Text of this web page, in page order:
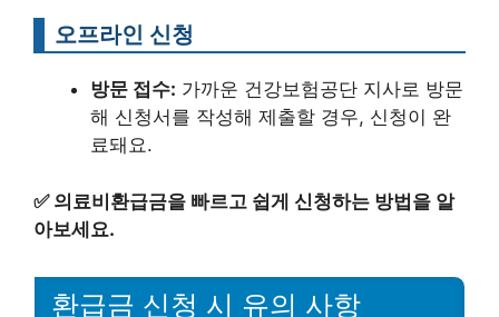
오프라인 신청
방문 접수: 가까운 건강보험공단 지사로 방문
해 신청서를 작성해 제출할 경우, 신청이 완
료돼요.
✅ 의료비환급금을 빠르고 쉽게 신청하는 방법을 알
아보세요.
환급금 신청 시 유의 사항